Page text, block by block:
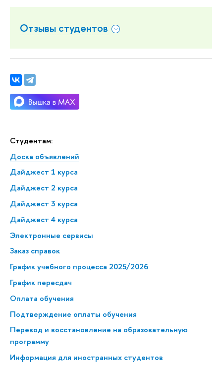
Студентам:
Доска объявлений
Дайджест 1 курса
Дайджест 2 курса
Дайджест 3 курса
Дайджест 4 курса
Электронные сервисы
Заказ справок
График учебного процесса 2025/2026
График пересдач
Оплата обучения
Подтверждение оплаты обучения
Перевод и восстановление на образовательную
программу
Информация для иностранных студентов
Отзывы студентов